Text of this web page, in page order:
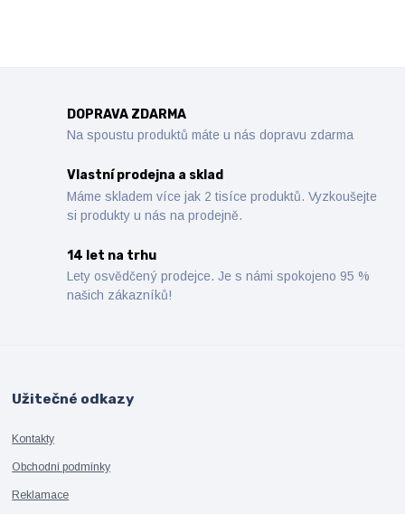
DOPRAVA ZDARMA
Na spoustu produktů máte u nás dopravu zdarma
Vlastní prodejna a sklad
Máme skladem více jak 2 tisíce produktů. Vyzkoušejte
si produkty u nás na prodejně.
14 let na trhu
Lety osvědčený prodejce. Je s námi spokojeno 95 %
našich zákazníků!
Užitečné odkazy
Kontakty
Obchodní podmínky
Reklamace